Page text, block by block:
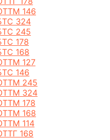
146
324
245
178
168
127
146
245
324
178
168
114
168